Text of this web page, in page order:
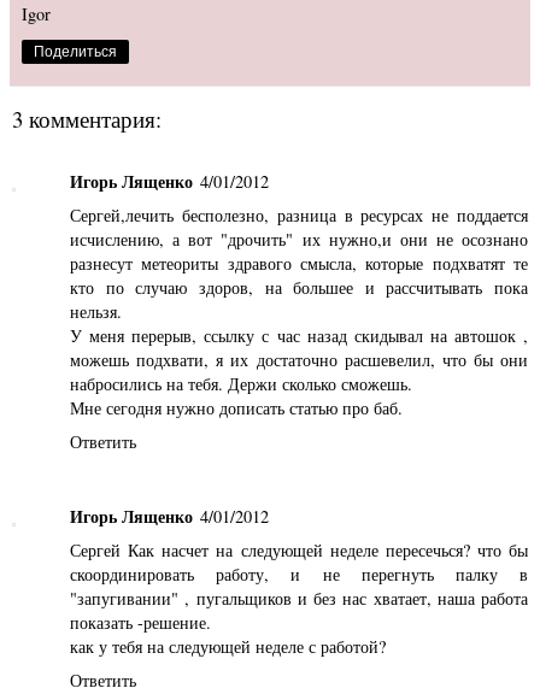
Igor
Поделиться
3 комментария:
Игорь Лященко 4/01/2012
Сергей,лечить бесполезно, разница в ресурсах не поддается
исчислению, а вот "дрочить" их нужно,и они не осознано
разнесут метеориты здравого смысла, которые подхватят те
кто по случаю здоров, на большее и рассчитывать пока
нельзя.
У меня перерыв, ссылку с час назад скидывал на автошок ,
можешь подхвати, я их достаточно расшевелил, что бы они
набросились на тебя. Держи сколько сможешь.
Мне сегодня нужно дописать статью про баб.
Ответить
Игорь Лященко 4/01/2012
Сергей Как насчет на следующей неделе пересечься? что бы
скоординировать работу, и не перегнуть палку в
"запугивании" , пугальщиков и без нас хватает, наша работа
показать -решение.
как у тебя на следующей неделе с работой?
Ответить